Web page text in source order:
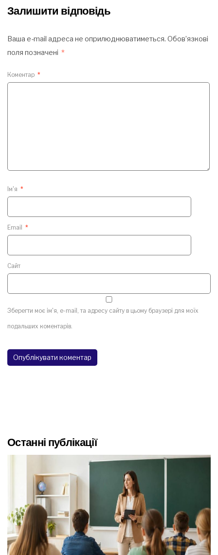
Залишити відповідь
Ваша e-mail адреса не оприлюднюватиметься. Обов’язкові
поля позначені *
Коментар *
Ім'я *
Email *
Сайт
Зберегти моє ім'я, e-mail, та адресу сайту в цьому браузері для моїх
подальших коментарів.
Останні публікації